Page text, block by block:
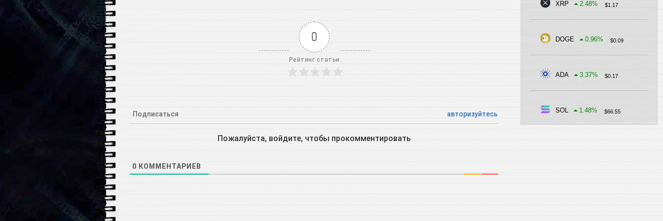
0
Рейтинг статьи
Подписаться авторизуйтесь
Пожалуйста, войдите, чтобы прокомментировать
0 КОММЕНТАРИЕВ
$1.17
XRP 2.48%
$0.09
DOGE 0.96%
$0.17
ADA 3.37%
$66.55
SOL 1.48%